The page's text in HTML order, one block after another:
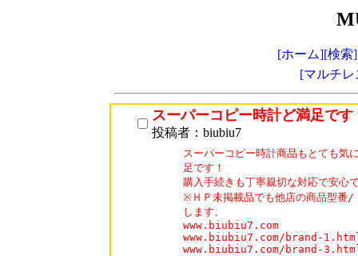
[ホーム][検索]
[マルチ
スーパーコピー時計ど満足です
投稿者：biubiu7
スーパーコピー時計商品もとても気
足です！
購入手続きも丁寧親切な対応で安心
※ＨＰ未掲載品でも他店の商品型番
します。
www.biubiu7.com
www.biubiu7.com/brand-
www.biubiu7.com/brand-